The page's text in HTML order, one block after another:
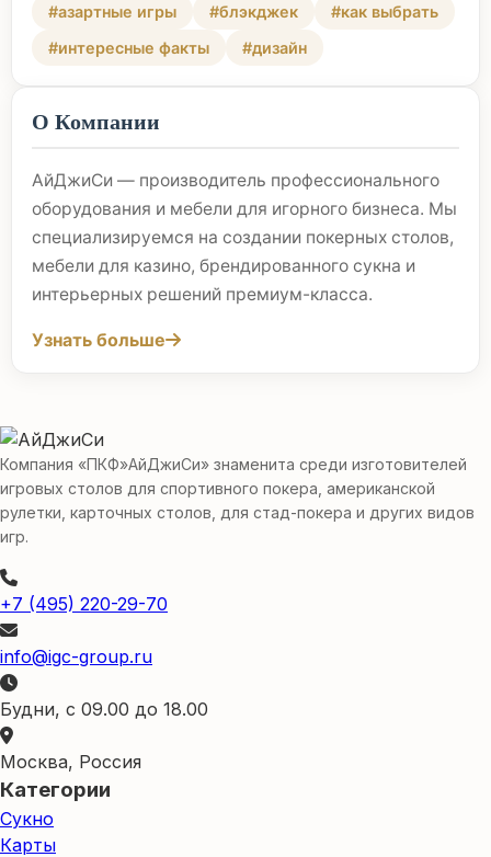
#азартные игры
#блэкджек
#как выбрать
#интересные факты
#дизайн
О Компании
АйДжиСи — производитель профессионального
оборудования и мебели для игорного бизнеса. Мы
специализируемся на создании покерных столов,
мебели для казино, брендированного сукна и
интерьерных решений премиум-класса.
Узнать больше
Компания «ПКФ»АйДжиСи» знаменита среди изготовителей
игровых столов для спортивного покера, американской
рулетки, карточных столов, для стад-покера и других видов
игр.
+7 (495) 220-29-70
info@igc-group.ru
Будни, с 09.00 до 18.00
Москва, Россия
Категории
Сукно
Карты